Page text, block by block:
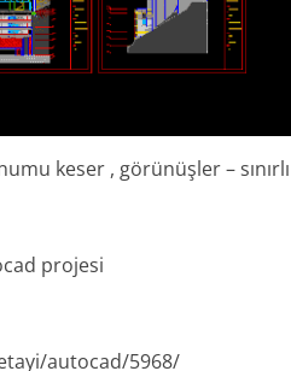
keser , görünüşler –
projesi
autocad/5968/